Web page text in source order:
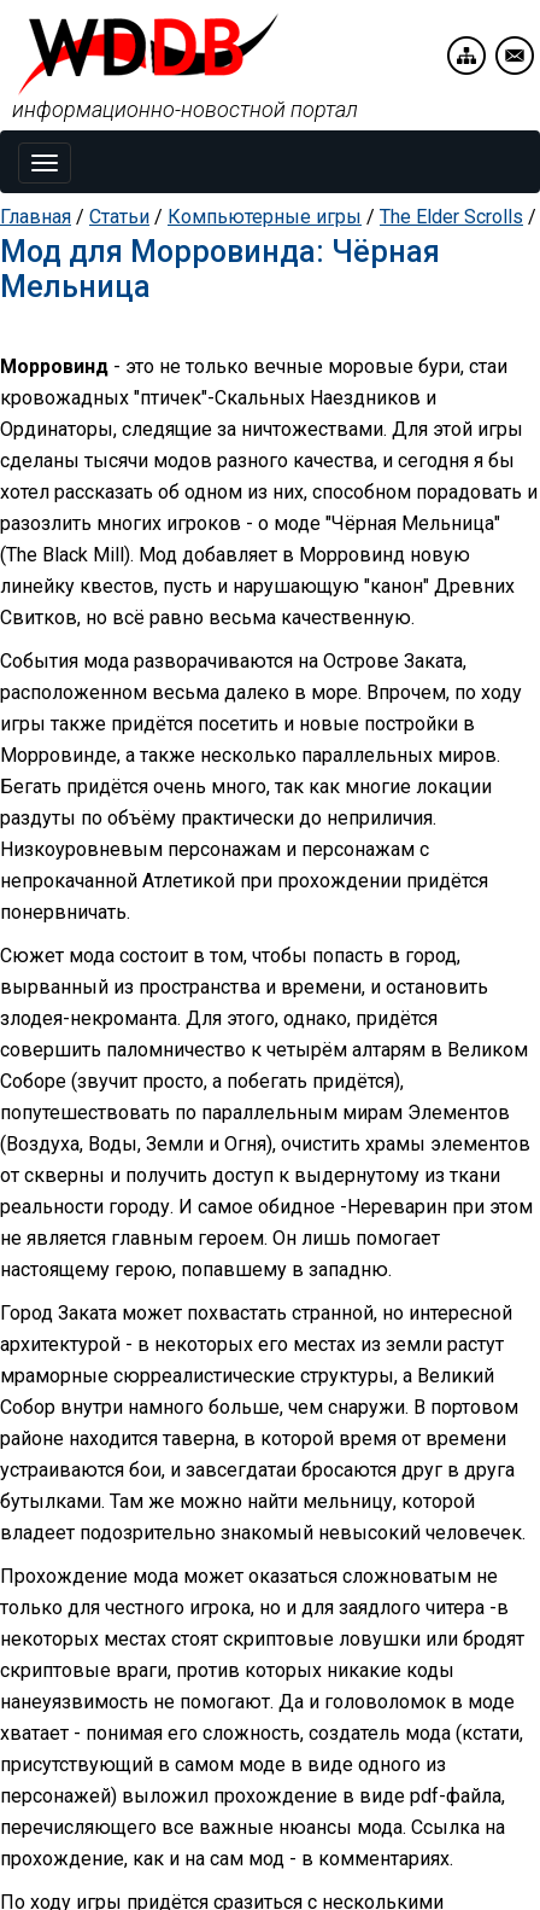
Toggle
navigation
информационно-новостной портал
Главная / Статьи / Компьютерные игры / The Elder Scrolls /
Мод для Морровинда: Чёрная
Мельница
Морровинд - это не только вечные моровые бури, стаи
кровожадных "птичек"-Скальных Наездников и
Ординаторы, следящие за ничтожествами. Для этой игры
сделаны тысячи модов разного качества, и сегодня я бы
хотел рассказать об одном из них, способном порадовать и
разозлить многих игроков - о моде "Чёрная Мельница"
(The Black Mill). Мод добавляет в Морровинд новую
линейку квестов, пусть и нарушающую "канон" Древних
Свитков, но всё равно весьма качественную.
События мода разворачиваются на Острове Заката,
расположенном весьма далеко в море. Впрочем, по ходу
игры также придётся посетить и новые постройки в
Морровинде, а также несколько параллельных миров.
Бегать придётся очень много, так как многие локации
раздуты по объёму практически до неприличия.
Низкоуровневым персонажам и персонажам с
непрокачанной Атлетикой при прохождении придётся
понервничать.
Сюжет мода состоит в том, чтобы попасть в город,
вырванный из пространства и времени, и остановить
злодея-некроманта. Для этого, однако, придётся
совершить паломничество к четырём алтарям в Великом
Соборе (звучит просто, а побегать придётся),
попутешествовать по параллельным мирам Элементов
(Воздуха, Воды, Земли и Огня), очистить храмы элементов
от скверны и получить доступ к выдернутому из ткани
реальности городу. И самое обидное -Нереварин при этом
не является главным героем. Он лишь помогает
настоящему герою, попавшему в западню.
Город Заката может похвастать странной, но интересной
архитектурой - в некоторых его местах из земли растут
мраморные сюрреалистические структуры, а Великий
Собор внутри намного больше, чем снаружи. В портовом
районе находится таверна, в которой время от времени
устраиваются бои, и завсегдатаи бросаются друг в друга
бутылками. Там же можно найти мельницу, которой
владеет подозрительно знакомый невысокий человечек.
Прохождение мода может оказаться сложноватым не
только для честного игрока, но и для заядлого читера -в
некоторых местах стоят скриптовые ловушки или бродят
скриптовые враги, против которых никакие коды
нанеуязвимость не помогают. Да и головоломок в моде
хватает - понимая его сложность, создатель мода (кстати,
присутствующий в самом моде в виде одного из
персонажей) выложил прохождение в виде pdf-файла,
перечисляющего все важные нюансы мода. Ссылка на
прохождение, как и на сам мод - в комментариях.
По ходу игры придётся сразиться с несколькими